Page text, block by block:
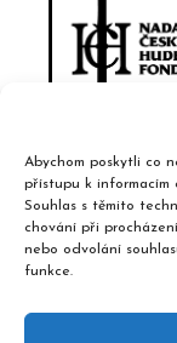
Abychom poskytli co
přístupu k informacím
Souhlas s těmito
chování při
nebo odvolání
funkce.